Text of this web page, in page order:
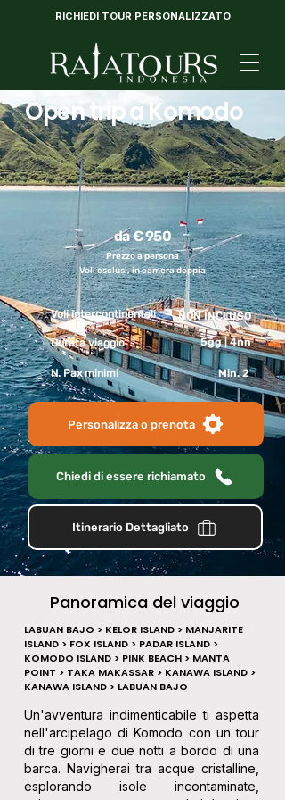
RICHIEDI TOUR PERSONALIZZATO
Open trip a Komodo
da € 950
Prezzo a persona
Voli esclusi, in camera doppia
Voli intercontinentali NON INCLUSO
Durata viaggio 5gg | 4nn
N. Pax minimi Min. 2
Personalizza o prenota
Chiedi di essere richiamato
Itinerario Dettagliato
Panoramica del viaggio
LABUAN BAJO > KELOR ISLAND > MANJARITE
ISLAND > FOX ISLAND > PADAR ISLAND >
KOMODO ISLAND > PINK BEACH > MANTA
POINT > TAKA MAKASSAR > KANAWA ISLAND >
KANAWA ISLAND > LABUAN BAJO
Un'avventura indimenticabile ti aspetta
nell'arcipelago di Komodo con un tour
di tre giorni e due notti a bordo di una
barca. Navigherai tra acque cristalline,
esplorando isole incontaminate,